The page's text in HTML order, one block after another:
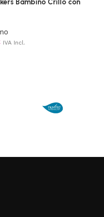
Bambino Crillo con
IVA Incl.